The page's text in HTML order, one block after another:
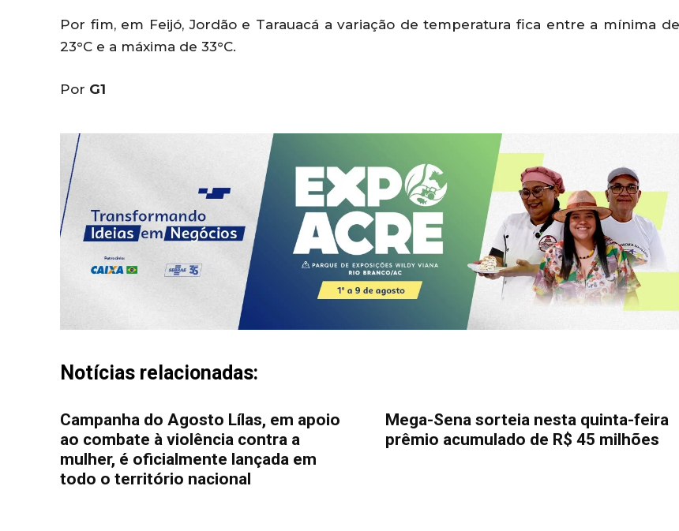
Por fim, em Feijó, Jordão e Tarauacá a variação de temperatura fica entre a mínima de
23°C e a máxima de 33°C.
Por G1
Notícias relacionadas:
Campanha do Agosto Lílas, em apoio
ao combate à violência contra a
mulher, é oficialmente lançada em
todo o território nacional
Mega-Sena sorteia nesta quinta-feira
prêmio acumulado de R$ 45 milhões